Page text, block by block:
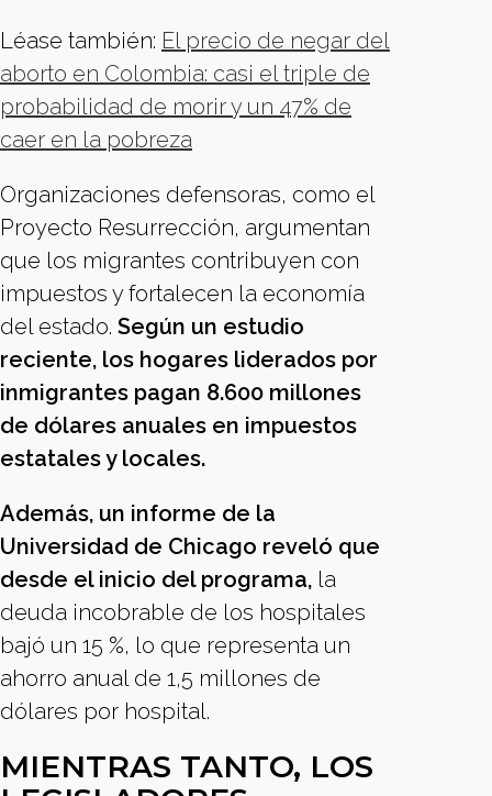
Léase también: El precio de negar del
aborto en Colombia: casi el triple de
probabilidad de morir y un 47% de
caer en la pobreza
Organizaciones defensoras, como el
Proyecto Resurrección, argumentan
que los migrantes contribuyen con
impuestos y fortalecen la economía
del estado. Según un estudio
reciente, los hogares liderados por
inmigrantes pagan 8.600 millones
de dólares anuales en impuestos
estatales y locales.
Además, un informe de la
Universidad de Chicago reveló que
desde el inicio del programa, la
deuda incobrable de los hospitales
bajó un 15 %, lo que representa un
ahorro anual de 1,5 millones de
dólares por hospital.
MIENTRAS TANTO, LOS